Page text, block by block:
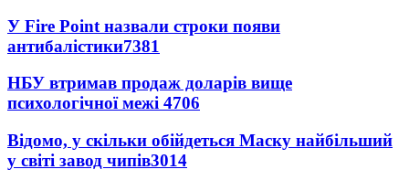
У Fire Point назвали строки появи
антибалістики7381
НБУ втримав продаж доларів вище
психологічної межі 4706
Відомо, у скільки обійдеться Маску найбільший
у світі завод чипів3014